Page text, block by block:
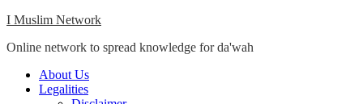
Skip
content
I Muslim Network
Online network to spread knowledge for da'wah
Close
Menu
About Us
Legalities